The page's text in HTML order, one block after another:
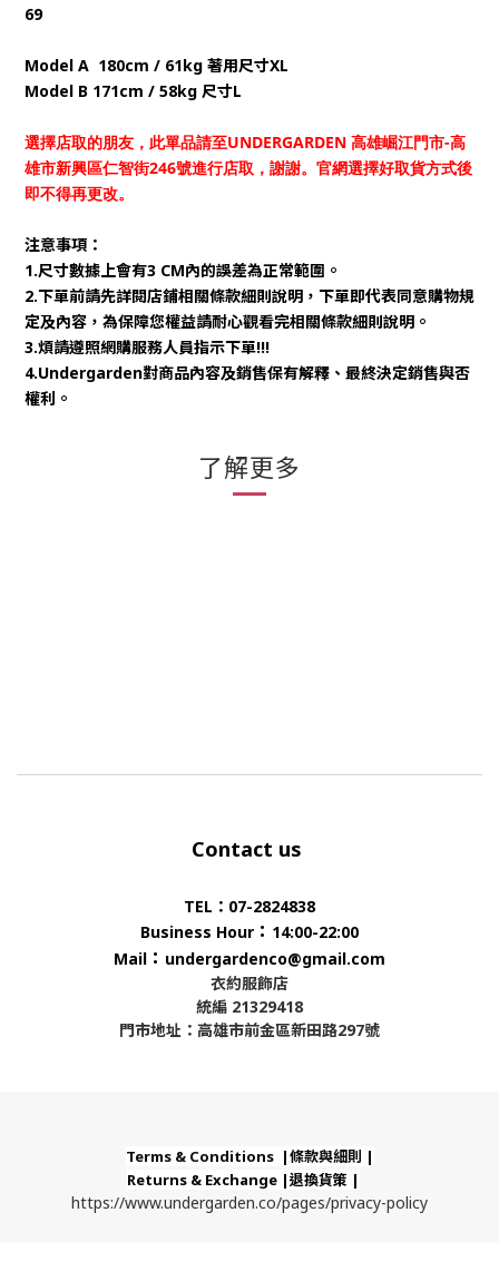
69
Model A 180cm / 61kg 著用尺寸XL
Model B 171cm / 58kg 尺寸L
選擇店取的朋友，此單品請至UNDERGARDEN 高雄崛江門市-高
雄市新興區仁智街246號進行店取，謝謝。官網選擇好取貨方式後
即不得再更改。
注意事項：
1.尺寸數據上會有3 CM內的誤差為正常範圍。
2.下單前請先詳閱店鋪相關條款細則說明，下單即代表同意購物規
定及內容，為保障您權益請耐心觀看完相關條款細則說明。
3.煩請遵照網購服務人員指示下單!!!
4.Undergarden對商品內容及銷售保有解釋、最終決定銷售與否
權利。
了解更多
Contact us
TEL：07-2824838
Business Hour ： 14:00-22:00
Mail ： undergardenco@gmail.com
衣約服飾店
統編 21329418
門市地址：高雄市前金區新田路297號
Terms & Conditions |條款與細則 |
Returns & Exchange |退換貨策 |
https://www.undergarden.co/pages/privacy-policy